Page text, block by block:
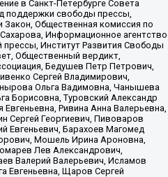
в Санкт-Петербурге Совета
поддержки свободы прессы,
Закон, Общественная комиссия по
Информационное агентство
Институт Развития Свободы
Общественный вердикт,
Бедушев Петр Петрович,
Сергей Владимирович,
Ольга Вадимовна, Чанышева
Борисовна, Туровский Александр
Ривина Анна Валерьевна,
Сергей Георгиевич, Пивоваров
Евгеньевич, Барахоев Магомед
Мошель Ирина Ароновна,
Лев Александрович,
Валерий Валерьевич, Исламов
Евгеньевна, Щаров Сергей